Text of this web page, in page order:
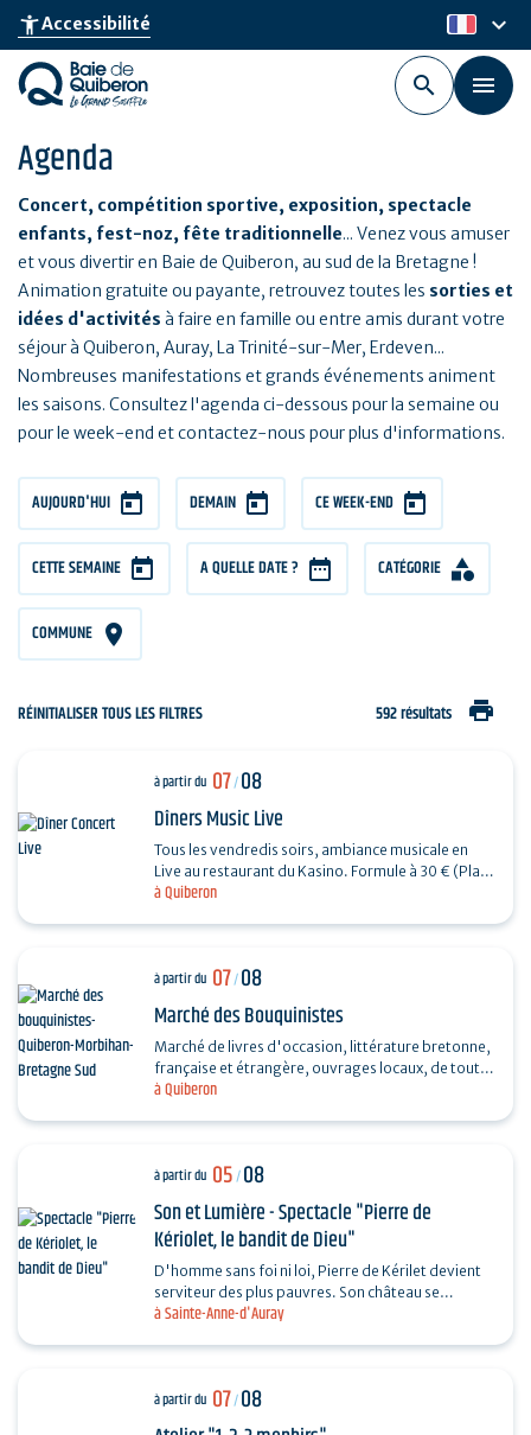
Aller
au
contenu
principal
accessibility_newAccessibilité fr
keyboard_arrow_down
Agenda
Concert, compétition sportive, exposition, spectacle
enfants, fest-noz, fête traditionnelle... Venez vous amuser
et vous divertir en Baie de Quiberon, au sud de la Bretagne !
Animation gratuite ou payante, retrouvez toutes les sorties et
idées d'activités à faire en famille ou entre amis durant votre
séjour à Quiberon, Auray, La Trinité-sur-Mer, Erdeven...
Nombreuses manifestations et grands événements animent
les saisons. Consultez l'agenda ci-dessous pour la semaine ou
pour le week-end et contactez-nous pour plus d'informations.
AUJOURD'HUI DEMAIN CE WEEK-END
CETTE SEMAINE A QUELLE DATE ? CATÉGORIE
COMMUNE
RÉINITIALISER TOUS LES FILTRES 592 résultats print
à Quiberon
à partir du 07/08
Dîners Music Live
Tous les vendredis soirs, ambiance musicale en
Live au restaurant du Kasino. Formule à 30 € (Plat
à Quiberon
à partir du 07/08
Marché des Bouquinistes
Marché de livres d'occasion, littérature bretonne,
française et étrangère, ouvrages locaux, de toutes
les périodes et toutes les collections...
à Sainte-Anne-d'Auray
à partir du 05/08
Son et Lumière - Spectacle "Pierre de
Kériolet, le bandit de Dieu"
D'homme sans foi ni loi, Pierre de Kérilet devient
serviteur des plus pauvres. Son château se
transforme en refuge, sa vie en offrande.
à partir du 07/08